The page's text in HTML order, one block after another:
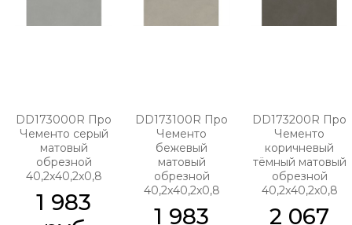
DD173000R Про
Чементо серый
матовый
обрезной
40,2x40,2x0,8
1 983
DD173100R Про
Чементо
бежевый
матовый
обрезной
40,2x40,2x0,8
1 983
DD173200R Про
Чементо
коричневый
тёмный матовый
обрезной
40,2x40,2x0,8
2 067